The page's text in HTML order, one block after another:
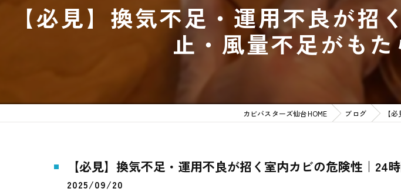
家庭のカビ取り
施設のカビ取り
【必見】換気不足・運用不良が
止・風量不足がも
カビバスターズ仙台HOME ブログ 【
【必見】換気不足・運用不良が招く室内カビの危険性｜
2025/09/20